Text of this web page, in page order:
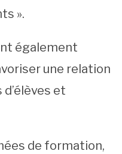
».
également
une relation
et
de formation,